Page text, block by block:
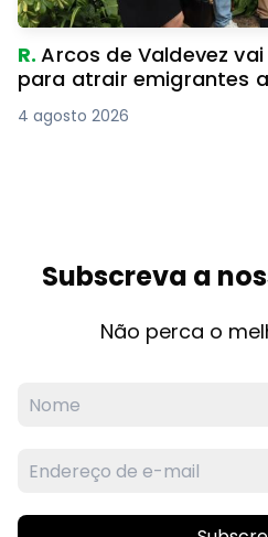
R.Arcos de Valdevez
para atrair emigrantes
4 agosto 2026
Subscreva a
Não perca o